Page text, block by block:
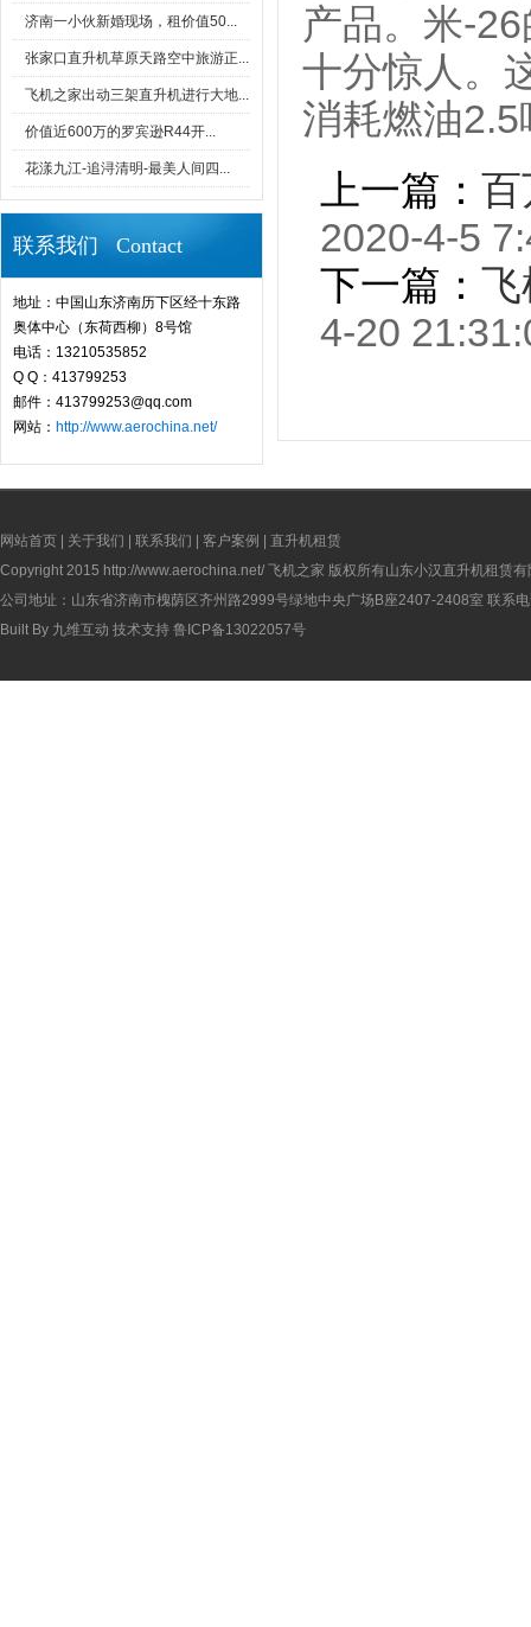
济南一小伙新婚现场，租价值50...
张家口直升机草原天路空中旅游正...
飞机之家出动三架直升机进行大地...
价值近600万的罗宾逊R44开...
花漾九江-追浔清明-最美人间四...
联系我们 Contact
地址：中国山东济南历下区经十东路
奥体中心（东荷西柳）8号馆
电话：13210535852
Q Q：413799253
邮件：413799253@qq.com
网站： http://www.aerochina.net/
产品。米-
十分惊人。
消耗燃油
上一篇： 百
2020-4-5
下一篇： 飞
4-20
网站首页 关于我们 联系我们 客户案例
直升机租赁
Copyright 2015 http://www.aerochina.net/ 飞机之家 版权所有山东小汉直升机租赁有
公司地址：山东省济南市槐荫区齐州路2999号绿地中央广场B座2407-2408室 联系
Built By 九维互动 技术支持 鲁ICP备13022057号